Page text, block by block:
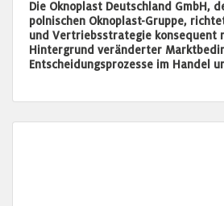
Die Oknoplast Deutschland GmbH,
polnischen Oknoplast-Gruppe,
und Vertriebsstrategie konsequent
Hintergrund veränderter
Entscheidungsprozesse im Handel